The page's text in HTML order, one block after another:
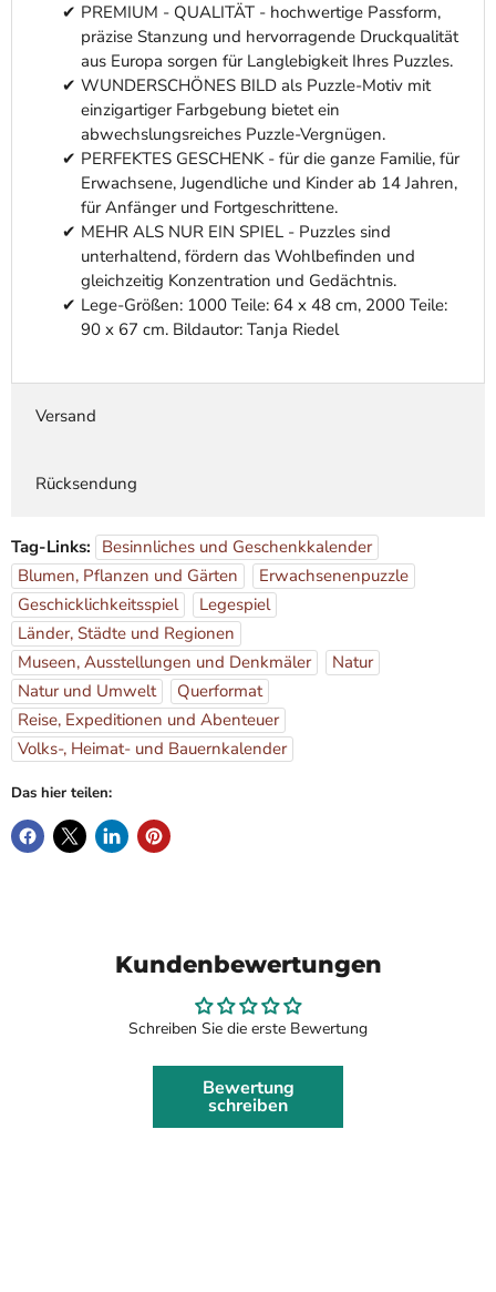
PREMIUM - QUALITÄT - hochwertige Passform,
präzise Stanzung und hervorragende Druckqualität
aus Europa sorgen für Langlebigkeit Ihres Puzzles.
WUNDERSCHÖNES BILD als Puzzle-Motiv mit
einzigartiger Farbgebung bietet ein
abwechslungsreiches Puzzle-Vergnügen.
PERFEKTES GESCHENK - für die ganze Familie, für
Erwachsene, Jugendliche und Kinder ab 14 Jahren,
für Anfänger und Fortgeschrittene.
MEHR ALS NUR EIN SPIEL - Puzzles sind
unterhaltend, fördern das Wohlbefinden und
gleichzeitig Konzentration und Gedächtnis.
Lege-Größen: 1000 Teile: 64 x 48 cm, 2000 Teile:
90 x 67 cm. Bildautor: Tanja Riedel
Versand
Rücksendung
Tag-Links: Besinnliches und Geschenkkalender
Blumen, Pflanzen und Gärten
Erwachsenenpuzzle
Geschicklichkeitsspiel
Legespiel
Länder, Städte und Regionen
Museen, Ausstellungen und Denkmäler
Natur
Natur und Umwelt
Querformat
Reise, Expeditionen und Abenteuer
Volks-, Heimat- und Bauernkalender
Das hier teilen:
Kundenbewertungen
Schreiben Sie die erste Bewertung
Bewertung
schreiben